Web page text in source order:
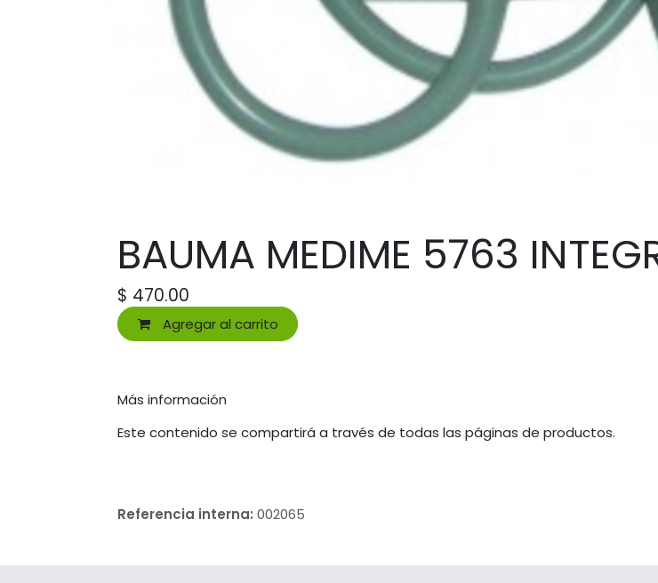
BAUMA MEDIME 5763
$ 470.00
Agregar al carrito
Más información
Este contenido se compartirá a través de todas las páginas de productos.
Referencia interna: 002065